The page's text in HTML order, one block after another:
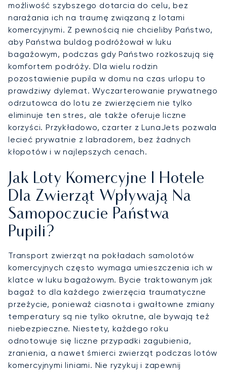
możliwość szybszego dotarcia do celu, bez
narażania ich na traumę związaną z lotami
komercyjnymi. Z pewnością nie chcieliby Państwo,
aby Państwa buldog podróżował w luku
bagażowym, podczas gdy Państwo rozkoszują się
komfortem podróży. Dla wielu rodzin
pozostawienie pupila w domu na czas urlopu to
prawdziwy dylemat. Wyczarterowanie prywatnego
odrzutowca do lotu ze zwierzęciem nie tylko
eliminuje ten stres, ale także oferuje liczne
korzyści. Przykładowo, czarter z LunaJets pozwala
lecieć prywatnie z labradorem, bez żadnych
kłopotów i w najlepszych cenach.
Jak Loty Komercyjne I Hotele
Dla Zwierząt Wpływają Na
Samopoczucie Państwa
Pupili?
Transport zwierząt na pokładach samolotów
komercyjnych często wymaga umieszczenia ich w
klatce w luku bagażowym. Bycie traktowanym jak
bagaż to dla każdego zwierzęcia traumatyczne
przeżycie, ponieważ ciasnota i gwałtowne zmiany
temperatury są nie tylko okrutne, ale bywają też
niebezpieczne. Niestety, każdego roku
odnotowuje się liczne przypadki zagubienia,
zranienia, a nawet śmierci zwierząt podczas lotów
komercyjnymi liniami. Nie ryzykuj i zapewnij